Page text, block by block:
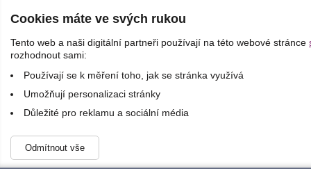
Cookies máte ve svých rukou
Tento web a naši digitální partneři používají na této webové stránce
rozhodnout sami:
Používají se k měření toho, jak se stránka využívá
Umožňují personalizaci stránky
Důležité pro reklamu a sociální média
Odmítnout vše